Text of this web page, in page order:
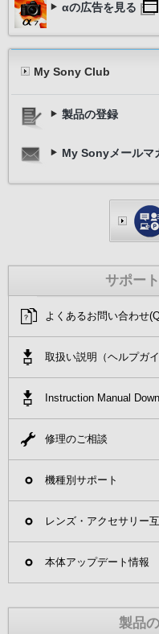
αの広告を見る
My Sony Club
製品の登録
My Sonyメールマ
サポー
よくあるお問い合わせ
取扱い説明（ヘルプガイ
Instruction Manual
修理のご相談
機種別サポート
レンズ・アクセサリー
本体アップデート情報
製品